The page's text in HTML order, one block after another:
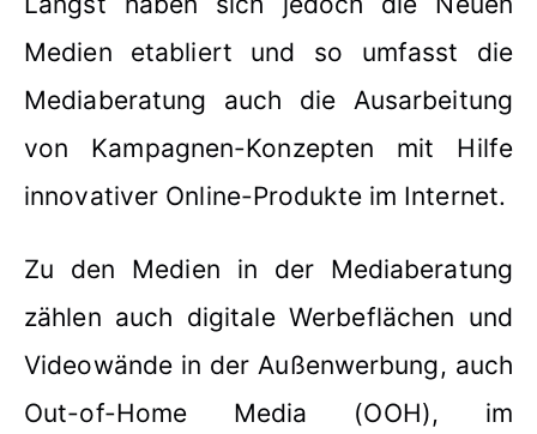
Medien etabliert und so umfasst die
Mediaberatung auch die Ausarbeitung
von Kampagnen-Konzepten mit Hilfe
innovativer Online-Produkte im Internet.
Zu den Medien in der Mediaberatung
zählen auch digitale Werbeflächen und
Videowände in der Außenwerbung, auch
Out-of-Home Media (OOH), im